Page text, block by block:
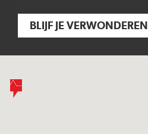
BLIJF JE VERWONDEREN